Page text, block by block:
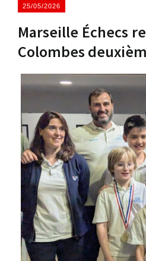
25/05/2026
Marseille Échecs
Colombes